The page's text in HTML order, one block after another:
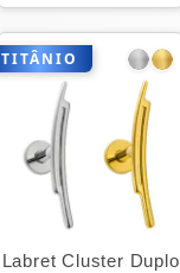
TITÂNIO
Labret Cluster Duplo